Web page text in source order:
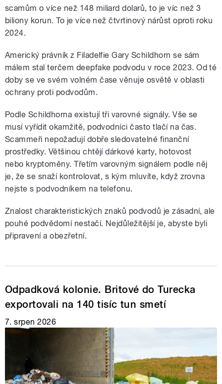
scamům o více než 148 miliard dolarů, to je víc než 3
biliony korun. To je více než čtvrtinový nárůst oproti roku
2024.
Americký právník z Filadelfie Gary Schildhorn se sám
málem stal terčem deepfake podvodu v roce 2023. Od té
doby se ve svém volném čase věnuje osvětě v oblasti
ochrany proti podvodům.
Podle Schildhorna existují tři varovné signály. Vše se
musí vyřídit okamžitě, podvodníci často tlačí na čas.
Scammeři nepožadují dobře sledovatelné finanční
prostředky. Většinou chtějí dárkové karty, hotovost
nebo kryptoměny. Třetím varovným signálem podle něj
je, že se snaží kontrolovat, s kým mluvíte, když zrovna
nejste s podvodníkem na telefonu.
Znalost charakteristických znaků podvodů je zásadní, ale
pouhé podvědomí nestačí. Nejdůležitější je, abyste byli
připravení a obezřetní.
Odpadková kolonie. Britové do Turecka
exportovali na 140 tisíc tun smetí
7. srpen 2026